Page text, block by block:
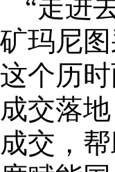
“走进
矿玛尼
这个历
成交落
成交，